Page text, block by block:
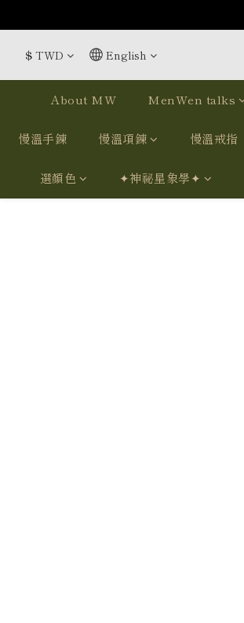
$ TWD English
About MW MenWen talks
慢溫手鍊 慢溫項鍊 慢溫戒指
選顏色 ✦神祕星象學✦